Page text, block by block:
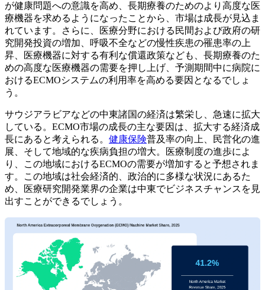
が健康問題への意識を高め、長期療養のためのより高度な医
療機器を求めるようになったことから、市場は成長が見込ま
れています。さらに、医療分野における民間および政府の研
究開発投資の増加、呼吸不全などの慢性疾患の罹患率の上
昇、医療機器に対する有利な償還政策なども、長期療養のた
めの高度な医療機器の需要を押し上げ、予測期間中に病院に
おけるECMOシステムの利用率を高める要因となるでしょ
う。
サウジアラビアなどの中東諸国の経済は繁栄し、急速に拡大
している。ECMO市場の成長の主な要因は、拡大する経済成
長にあると考えられる。 健康保険普及率の向上、民営化の進
展、そして地域的な疾病負担の増大。医療制度の進歩によ
り、この地域におけるECMOの需要が増加すると予想されま
す。この地域は社会経済的、政治的に多様な状況にあるた
め、医療研究開発業界の企業は中東でビジネスチャンスを見
出すことができるでしょう。